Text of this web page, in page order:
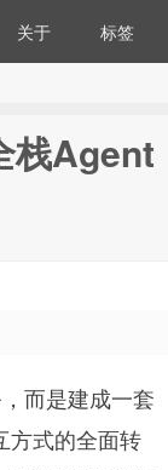
关于 标签
栈Agent
而是建成一套
方式的全面转